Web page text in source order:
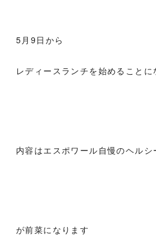
5月9日から
レディースランチを始めること
内容はエスポワール自慢のヘル
が前菜になります